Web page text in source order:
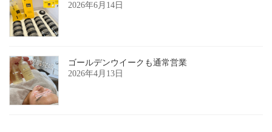
2026年6月14日
ゴールデンウイークも通常営業
2026年4月13日